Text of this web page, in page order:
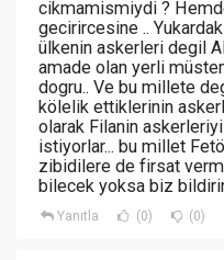
cikmamismiydi ?
gecirircesine ..
ülkenin askerleri degil
amade olan yerli
dogru.. Ve bu millete
kölelik ettiklerinin
olarak Filanin
istiyorlar... bu millet
zibidilere de firsat
bilecek yoksa biz
Yanıtla (0) (0)